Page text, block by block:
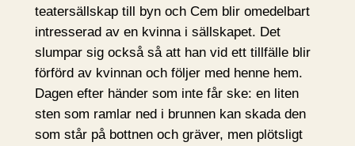
teatersällskap till byn och Cem blir omedelbart
intresserad av en kvinna i sällskapet. Det
slumpar sig också så att han vid ett tillfälle blir
förförd av kvinnan och följer med henne hem.
Dagen efter händer som inte får ske: en liten
sten som ramlar ned i brunnen kan skada den
som står på bottnen och gräver, men plötsligt